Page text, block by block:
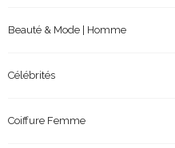
Beauté & Mode | Homme
Célébrités
Coiffure Femme